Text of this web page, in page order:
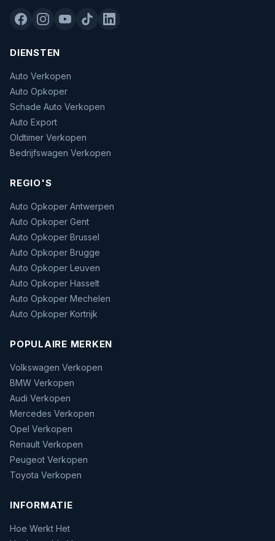
DIENSTEN
Auto Verkopen
Auto Opkoper
Schade Auto Verkopen
Auto Export
Oldtimer Verkopen
Bedrijfswagen Verkopen
REGIO'S
Auto Opkoper Antwerpen
Auto Opkoper Gent
Auto Opkoper Brussel
Auto Opkoper Brugge
Auto Opkoper Leuven
Auto Opkoper Hasselt
Auto Opkoper Mechelen
Auto Opkoper Kortrijk
POPULAIRE MERKEN
Volkswagen Verkopen
BMW Verkopen
Audi Verkopen
Mercedes Verkopen
Opel Verkopen
Renault Verkopen
Peugeot Verkopen
Toyota Verkopen
INFORMATIE
Hoe Werkt Het